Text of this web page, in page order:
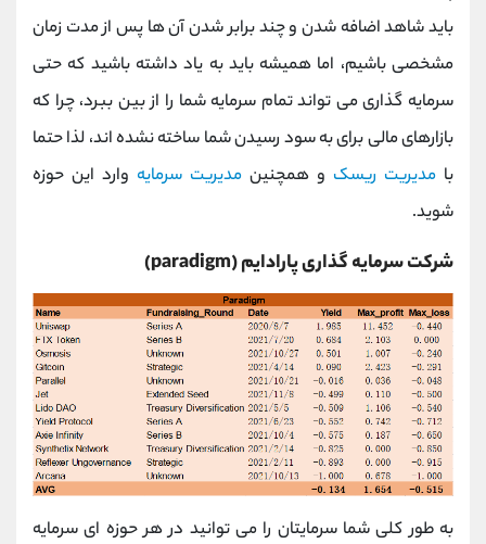
باید شاهد اضافه شدن و چند برابر شدن آن‌ ها پس از مدت زمان
مشخصی باشیم، اما همیشه باید به یاد داشته باشید که حتی
سرمایه گذاری می تواند تمام سرمایه شما را از بین ببرد، چرا که
بازارهای مالی برای به سود رسیدن شما ساخته نشده اند، لذا حتما
با مدیریت ریسک و همچنین مدیریت سرمایه وارد این حوزه
شوید.
شرکت سرمایه گذاری پارادایم (paradigm)
به طور کلی شما سرمایتان را می توانید در هر حوزه ای سرمایه